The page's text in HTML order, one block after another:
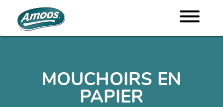
MOUCHOIRS EN
PAPIER